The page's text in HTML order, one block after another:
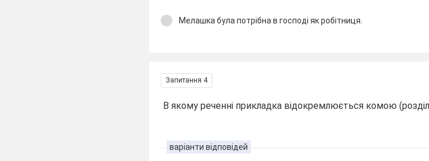
Мелашка була потрібна в господі як робітниця.
Запитання 4
В якому реченні прикладка відокремлюється комою
варіанти відповідей